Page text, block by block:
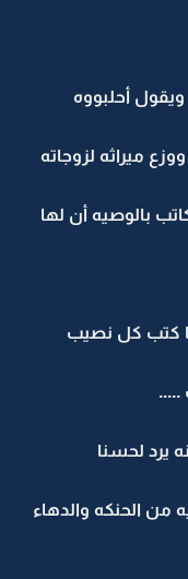
أحلبووه
ميراثه لزوجاته
بالوصيه أن لها
كتب كل نصيب
.....
يرد لحسنا
من الحنكه والدهاء